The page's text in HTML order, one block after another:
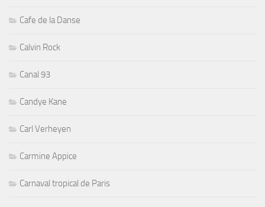
Cafe de la Danse
Calvin Rock
Canal 93
Candye Kane
Carl Verheyen
Carmine Appice
Carnaval tropical de Paris